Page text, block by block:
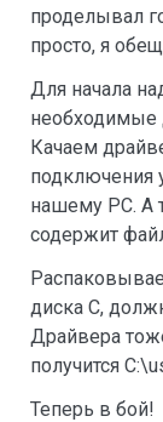
проделывал
просто, я
Для начала
необходимые
Качаем
подключения
нашему PC. А
содержит
диска C,
Драйвера
получится
Теперь в бой!